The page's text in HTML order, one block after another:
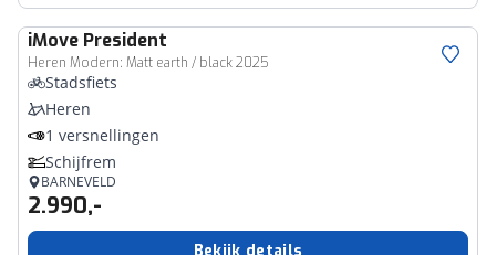
iMove President
Heren Modern: Matt earth / black 2025
Stadsfiets
Heren
1 versnellingen
Schijfrem
BARNEVELD
2.990,-